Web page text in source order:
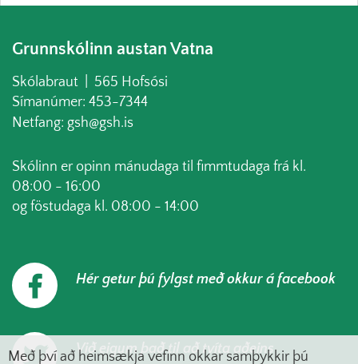
Grunnskólinn austan Vatna
Skólabraut | 565 Hofsósi
Símanúmer: 453-7344
Netfang: gsh@gsh.is
Skólinn er opinn mánudaga til fimmtudaga frá kl.
08:00 - 16:00
og föstudaga kl. 08:00 - 14:00
Hér getur þú fylgst með okkur á facebook
Við eigum það til að tvíta aðeins
Með því að heimsækja vefinn okkar samþykkir þú